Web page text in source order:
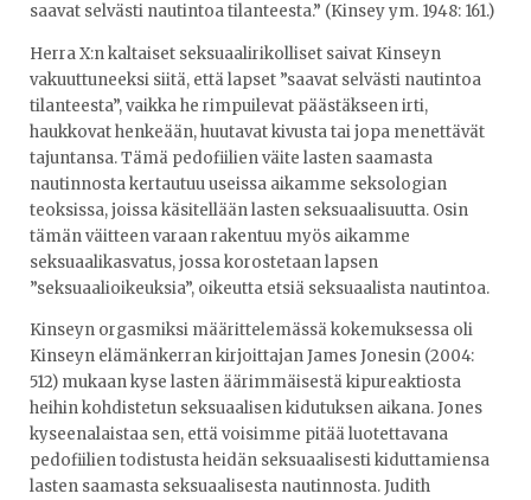
saavat selvästi nautintoa tilanteesta.” (Kinsey ym. 1948: 161.)
Herra X:n kaltaiset seksuaalirikolliset saivat Kinseyn
vakuuttuneeksi siitä, että lapset ”saavat selvästi nautintoa
tilanteesta”, vaikka he rimpuilevat päästäkseen irti,
haukkovat henkeään, huutavat kivusta tai jopa menettävät
tajuntansa. Tämä pedofiilien väite lasten saamasta
nautinnosta kertautuu useissa aikamme seksologian
teoksissa, joissa käsitellään lasten seksuaalisuutta. Osin
tämän väitteen varaan rakentuu myös aikamme
seksuaalikasvatus, jossa korostetaan lapsen
”seksuaalioikeuksia”, oikeutta etsiä seksuaalista nautintoa.
Kinseyn orgasmiksi määrittelemässä kokemuksessa oli
Kinseyn elämänkerran kirjoittajan James Jonesin (2004:
512) mukaan kyse lasten äärimmäisestä kipureaktiosta
heihin kohdistetun seksuaalisen kidutuksen aikana. Jones
kyseenalaistaa sen, että voisimme pitää luotettavana
pedofiilien todistusta heidän seksuaalisesti kiduttamiensa
lasten saamasta seksuaalisesta nautinnosta. Judith